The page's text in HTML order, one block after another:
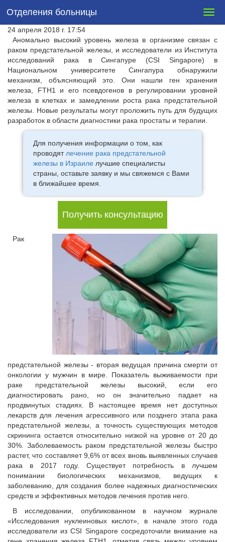
Отделения больницы
24 апреля 2018 г. 17:54
Аномально высокий уровень железа в организме связан с
раком предстательной железы, и исследователи из Института
исследований рака в Сингапуре (CSI Singapore) в
Национальном университете Сингапура обнаружили
механизм, объясняющий это. Они нашли ген хранения
железа, FTH1 и его псевдогенов в регулировании уровней
железа в клетках и замедлении роста рака предстательной
железы. Новые результаты могут проложить путь для будущих
разработок в области диагностики рака простаты и терапии.
Для получения информации о том, как
проводятлечение рака предстательной
железы в Израиле лучшие специалисты
страны, оставьте заявку и мы свяжемся с Вами
в ближайшее время.
Получить консультацию
Рак
предстательной железы - вторая ведущая причина смерти от
онкологии у мужчин в мире. Показатель выживаемости при
раке предстательной железы высокий, если его
диагностировать рано, но он значительно падает на
продвинутых стадиях. В настоящее время нет доступных
лекарств для лечения агрессивного или позднего этапа рака
предстательной железы, а точность существующих методов
скрининга остается относительно низкой на уровне от 20 до
30%. Заболеваемость раком предстательной железы быстро
растет, что составляет 9,6% от всех вновь выявленных случаев
рака в 2017 году. Существует потребность в лучшем
понимании биологических механизмов, ведущих к
заболеванию, для создания более надежных диагностических
средств и эффективных методов лечения против него.
В исследовании, опубликованном в научном журнале
«Исследования нуклеиновых кислот», в начале этого года
исследователи из CSI Singapore сосредоточили внимание на